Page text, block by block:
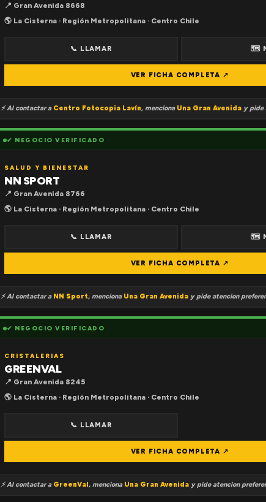
📍 Gran Avenida 8668
🌎 La Cisterna · Región Metropolitana · Centro Chile
📞 LLAMAR 🗺
VER FICHA COMPLETA ↗
⚡ Al contactar a Centro Fotocopia Lavín, menciona Una Gran Avenida y pide
✔ NEGOCIO VERIFICADO
SALUD Y BIENESTAR
NN SPORT
📍 Gran Avenida 8766
🌎 La Cisterna · Región Metropolitana · Centro Chile
📞 LLAMAR 🗺
VER FICHA COMPLETA ↗
⚡ Al contactar a NN Sport, menciona Una Gran Avenida y pide atencion
✔ NEGOCIO VERIFICADO
CRISTALERIAS
GREENVAL
📍 Gran Avenida 8245
🌎 La Cisterna · Región Metropolitana · Centro Chile
📞 LLAMAR
VER FICHA COMPLETA ↗
⚡ Al contactar a GreenVal, menciona Una Gran Avenida y pide atencion